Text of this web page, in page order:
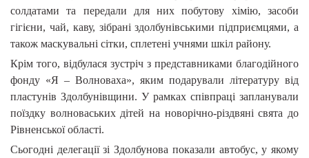
солдатами та передали для них побутову хімію, засоби
гігієни, чай, каву, зібрані здолбунівськими підприємцями, а
також маскувальні сітки, сплетені учнями шкіл району.
Крім того, відбулася зустріч з представниками благодійного
фонду «Я – Волноваха», яким подарували літературу від
пластунів Здолбунівщини. У рамках співпраці запланували
поїздку волноваських дітей на новорічно-різдвяні свята до
Рівненської області.
Сьогодні делегації зі Здолбунова показали автобус, у якому